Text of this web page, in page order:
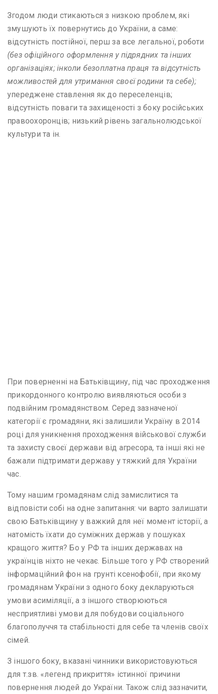
Згодом люди стикаються з низкою проблем, які
змушують їх повернутись до України, а саме:
відсутність постійної, перш за все легальної, роботи
(без офіційного оформлення у підрядних та інших
організаціях; інколи безоплатна праця та відсутність
можливостей для утримання своєї родини та себе);
упереджене ставлення як до переселенців;
відсутність поваги та захищеності з боку російських
правоохоронців; низький рівень загальнолюдської
культури та ін.
При поверненні на Батьківщину, під час проходження
прикордонного контролю виявляються особи з
подвійним громадянством. Серед зазначеної
категорії є громадяни, які залишили Україну в 2014
році для уникнення проходження військової служби
та захисту своєї держави від агресора, та інші які не
бажали підтримати державу у тяжкий для України
час.
Тому нашим громадянам слід замислитися та
відповісти собі на одне запитання: чи варто залишати
свою Батьківщину у важкий для неї момент історії, а
натомість їхати до суміжних держав у пошуках
кращого життя? Бо у РФ та інших державах на
українців ніхто не чекає. Більше того у РФ створений
інформаційний фон на грунті ксенофобії, при якому
громадянам України з одного боку декларуються
умови асиміляції, а з іншого створюються
несприятливі умови для побудови соціального
благополуччя та стабільності для себе та членів своїх
сімей.
З іншого боку, вказані чинники використовуються
для т.зв. «легенд прикриття» істинної причини
повернення людей до України. Також слід зазначити,